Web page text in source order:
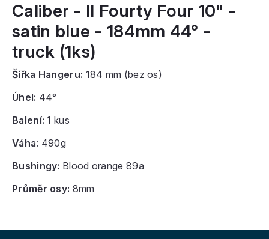
Caliber - II Fourty Four 10" -
satin blue - 184mm 44° -
truck (1ks)
Šířka Hangeru: 184 mm (bez os)
Úhel: 44°
Balení: 1 kus
Váha: 490g
Bushingy: Blood orange 89a
Průměr osy: 8mm